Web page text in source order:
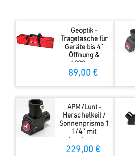
Geoptik -
Tragetasche für
Geräte bis 4''
Öffnung &
1000mm
Brennweite
89,00 €
APM/Lunt -
Herschelkeil /
Sonnenprisma 1
1/4'' mit
eingebautem
ND3.0 Filter
229,00 €